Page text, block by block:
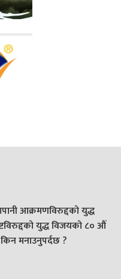
आक्रमणविरुद्दको युद्ध
युद्ध विजयको ८० औं
मनाउनुपर्दछ ?